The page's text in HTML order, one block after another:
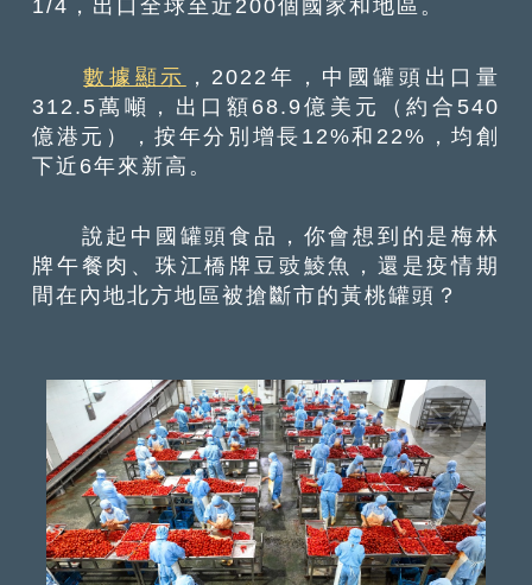
1/4，出口全球至近200個國家和地區。
數據顯示 ，2022年，中國罐頭出口量
312.5萬噸，出口額68.9億美元（約合540
億港元），按年分別增長12%和22%，均創
下近6年來新高。
說起中國罐頭食品，你會想到的是梅林
牌午餐肉、珠江橋牌豆豉鯪魚，還是疫情期
間在內地北方地區被搶斷市的黃桃罐頭？